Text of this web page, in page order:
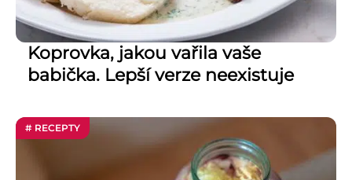
Koprovka, jakou vařila vaše
babička. Lepší verze neexistuje
# RECEPTY